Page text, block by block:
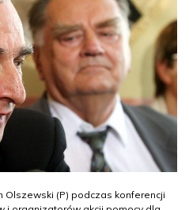
Olszewski (P) podczas konferencji